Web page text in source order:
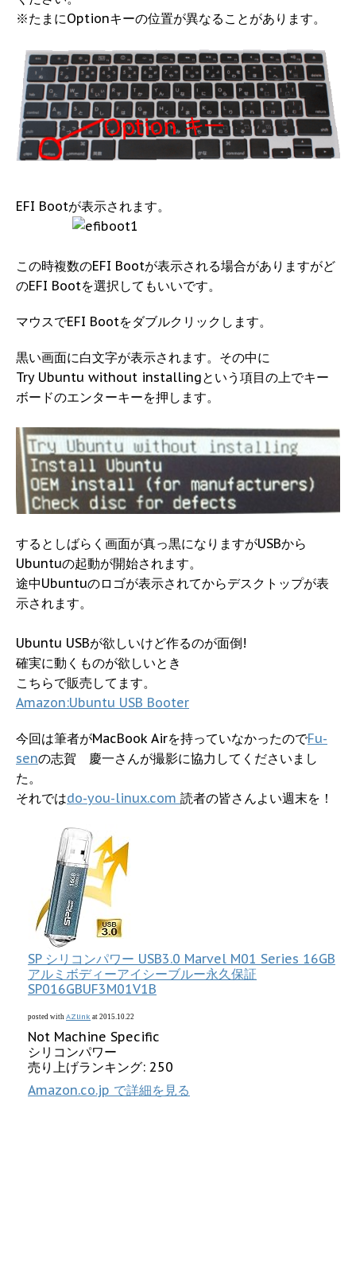
※たまにOptionキーの位置が異なることがあります。
EFI Bootが表示されます。
この時複数のEFI Bootが表示される場合がありますがど
のEFI Bootを選択してもいいです。
マウスでEFI Bootをダブルクリックします。
黒い画面に白文字が表示されます。その中に
Try Ubuntu without installingという項目の上でキー
ボードのエンターキーを押します。
するとしばらく画面が真っ黒になりますがUSBから
Ubuntuの起動が開始されます。
途中Ubuntuのロゴが表示されてからデスクトップが表
示されます。
Ubuntu USBが欲しいけど作るのが面倒!
確実に動くものが欲しいとき
こちらで販売してます。
Amazon:Ubuntu USB Booter
今回は筆者がMacBook Airを持っていなかったのでFu-
senの志賀 慶一さんが撮影に協力してくださいまし
た。
それではdo-you-linux.com 読者の皆さんよい週末を！
SP シリコンパワー USB3.0 Marvel M01 Series 16GB
アルミボディーアイシーブルー永久保証
SP016GBUF3M01V1B
posted with AZlink at 2015.10.22
Not Machine Specific
シリコンパワー
売り上げランキング: 250
Amazon.co.jp で詳細を見る